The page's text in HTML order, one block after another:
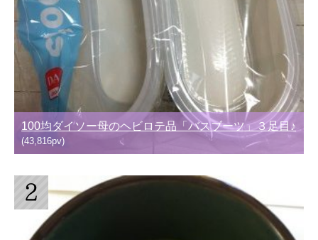
100均ダイソー母のヘビロテ品「バスブーツ」３足目♪
(43,816pv)